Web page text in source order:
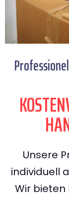
Unsere
individuell
Wir bieten